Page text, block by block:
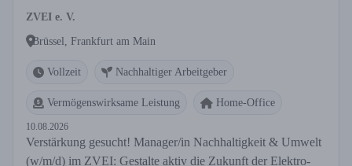
ZVEI e. V.
Brüssel, Frankfurt am Main
Vollzeit Nachhaltiger Arbeitgeber
Vermögenswirksame Leistung Home-Office
10.08.2026
Verstärkung gesucht! Manager/in Nachhaltigkeit & Umwelt
(w/m/d) im ZVEI: Gestalte aktiv die Zukunft der Elektro-